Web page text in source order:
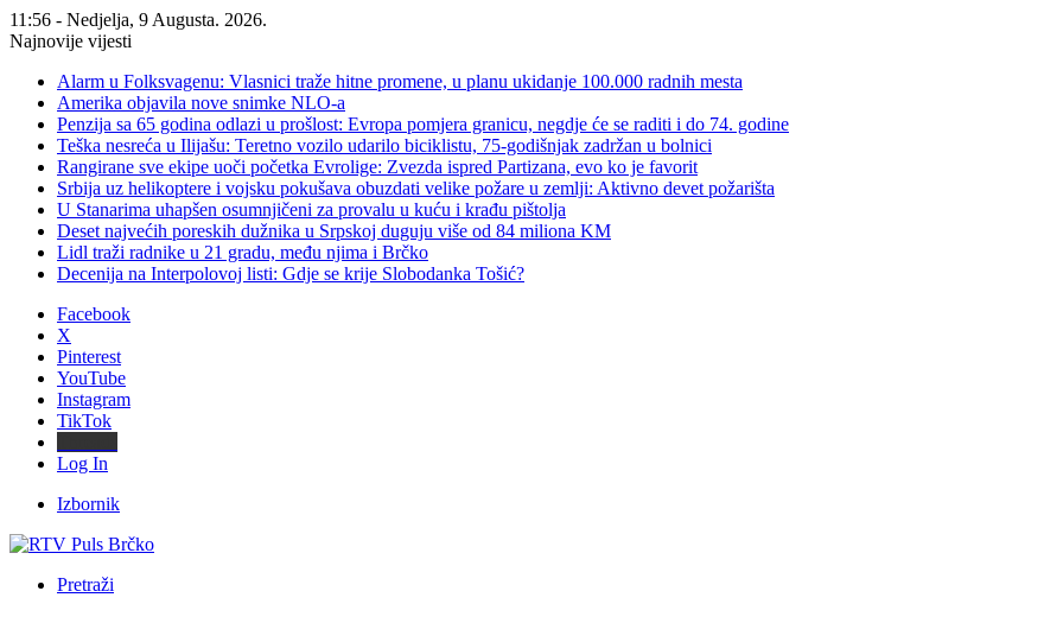
11:56 - Nedjelja, 9 Augusta. 2026.
Najnovije vijesti
Alarm u Folksvagenu: Vlasnici traže hitne promene, u planu ukidanje 100.000 radnih mesta
Amerika objavila nove snimke NLO-a
Penzija sa 65 godina odlazi u prošlost: Evropa pomjera granicu, negdje će se raditi i do 74. godine
Teška nesreća u Ilijašu: Teretno vozilo udarilo biciklistu, 75-godišnjak zadržan u bolnici
Rangirane sve ekipe uoči početka Evrolige: Zvezda ispred Partizana, evo ko je favorit
Srbija uz helikoptere i vojsku pokušava obuzdati velike požare u zemlji: Aktivno devet požarišta
U Stanarima uhapšen osumnjičeni za provalu u kuću i krađu pištolja
Deset najvećih poreskih dužnika u Srpskoj duguju više od 84 miliona KM
Lidl traži radnike u 21 gradu, među njima i Brčko
Decenija na Interpolovoj listi: Gdje se krije Slobodanka Tošić?
Facebook
X
Pinterest
YouTube
Instagram
TikTok
Log In
Izbornik
Pretraži